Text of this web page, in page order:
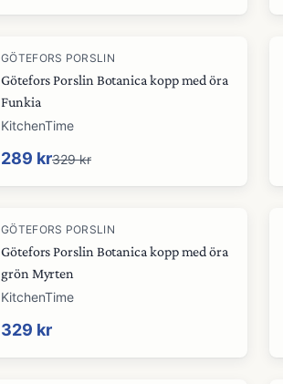
-12%
GÖTEFORS PORSLIN
Götefors Porslin Botanica kopp med öra
Funkia
KitchenTime
289 kr329 kr
GÖTEFORS PORSLIN
Götefors Porslin Botanica kopp med öra
grön Myrten
KitchenTime
329 kr